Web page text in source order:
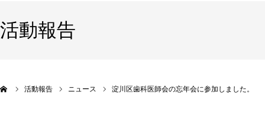
活動報告
活動報告 ニュース 淀川区歯科医師会の忘年会に参加しました。